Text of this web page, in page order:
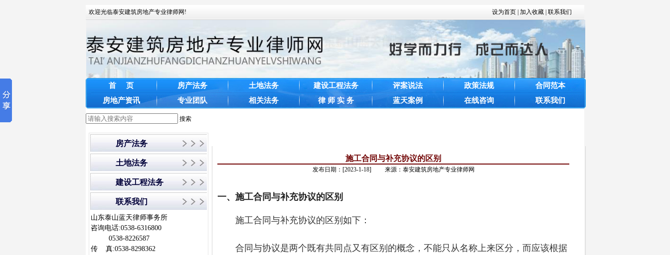
欢迎光临泰安建筑房地产专业律师网! 设为首页 加入收藏 联系我们
首 页 房产法务 土地法务 建设工程法务 评案说法 政策法规
合同范本
房地产资讯
专业团队 相关法务 律 师 实 务 蓝天案例 在线咨询 联系我们
搜索
房产法务
土地法务
建设工程法务
联系我们
山东泰山蓝天律师事务所
咨询电话:0538-6316800
0538-8226587
传 真:0538-8298362
施工合同与补充协议的区别
发布日期：[2023-1-18] 来源：泰安建筑房地产专业律师网
一、 施工合同与补充协议的区别
施工合同与补充协议的区别如下：
合同与协议是两个既有共同点又有区别的概念，不能只从名称上来区分，而应该根据